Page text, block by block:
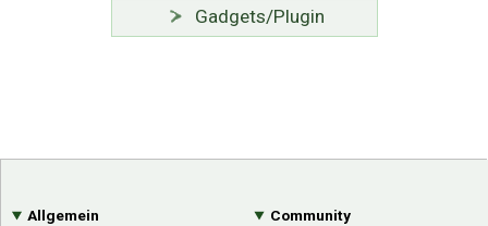
Gadgets/Plugin
Allgemein Community